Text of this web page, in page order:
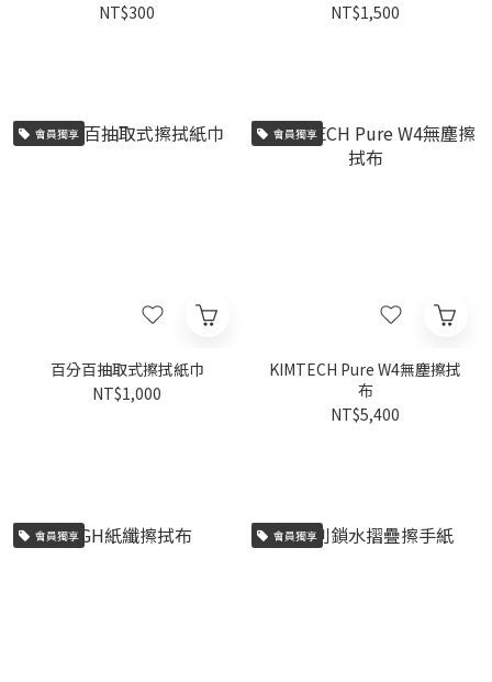
NT$300
NT$1,500
會員獨享
百分百抽取式擦拭紙巾
NT$1,000
會員獨享
KIMTECH Pure W4無塵擦拭
布
NT$5,400
會員獨享 會員獨享